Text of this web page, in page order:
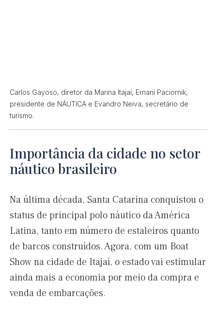
Carlos Gayoso, diretor da Marina Itajaí, Ernani Paciornik,
presidente de NÁUTICA e Evandro Neiva, secretário de
turismo.
Importância da cidade no setor
náutico brasileiro
Na última década, Santa Catarina conquistou o
status de principal polo náutico da América
Latina, tanto em número de estaleiros quanto
de barcos construídos. Agora, com um Boat
Show na cidade de Itajaí, o estado vai estimular
ainda mais a economia por meio da compra e
venda de embarcações.